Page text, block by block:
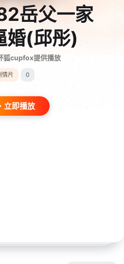
岳父一家
婚(邱彤)
狐cupfox提供播放
情片 0
立即播放